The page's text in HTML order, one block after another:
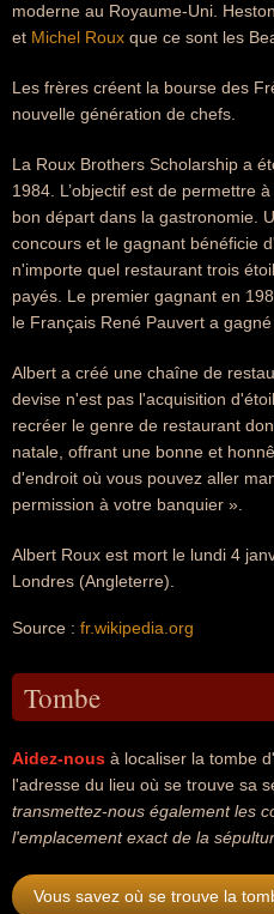
moderne au Royaume-Uni.
et Michel Roux que ce sont les
Les frères créent la bourse des
nouvelle génération de chefs.
La Roux Brothers Scholarship a
1984. L’objectif est de permettre
bon départ dans la gastronomie.
concours et le gagnant bénéficie
n'importe quel restaurant trois
payés. Le premier gagnant en
le Français René Pauvert a gagné
Albert a créé une chaîne de
devise n'est pas l'acquisition
recréer le genre de restaurant
natale, offrant une bonne et
d'endroit où vous pouvez aller
permission à votre banquier ».
Albert Roux est mort le lundi 4
Londres (Angleterre).
Source : fr.wikipedia.org
Tombe
Aidez-nous à localiser la tombe
l'adresse du lieu où se trouve sa
transmettez-nous également les
l'emplacement exact de la
Vous savez où se trouve la